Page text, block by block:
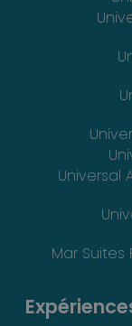
Universal
Mar